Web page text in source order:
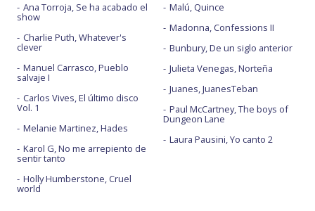
Ana Torroja, Se ha acabado el
show
Charlie Puth, Whatever's
clever
Manuel Carrasco, Pueblo
salvaje I
Carlos Vives, El último disco
Vol. 1
Melanie Martinez, Hades
Karol G, No me arrepiento de
sentir tanto
Holly Humberstone, Cruel
world
Malú, Quince
Madonna, Confessions II
Bunbury, De un siglo anterior
Julieta Venegas, Norteña
Juanes, JuanesTeban
Paul McCartney, The boys of
Dungeon Lane
Laura Pausini, Yo canto 2